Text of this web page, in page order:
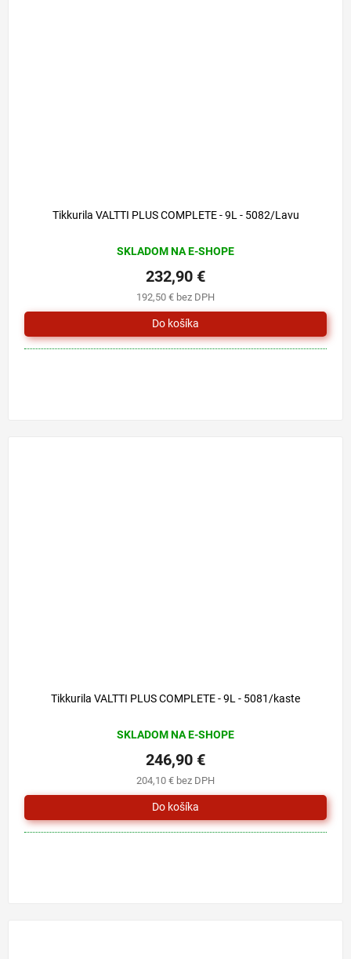
Tikkurila VALTTI PLUS COMPLETE - 9L - 5082/Lavu
SKLADOM NA E-SHOPE
192,50 € bez DPH
232,90 €
Tikkurila VALTTI PLUS COMPLETE - 9L - 5081/kaste
SKLADOM NA E-SHOPE
204,10 € bez DPH
246,90 €